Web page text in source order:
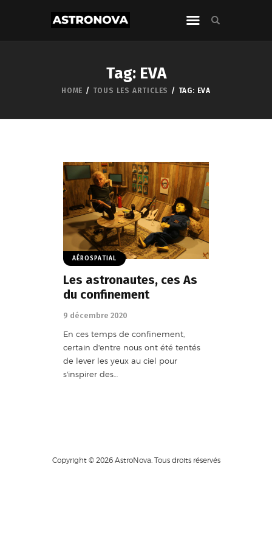
Tag: EVA
HOME TOUS LES ARTICLES TAG: EVA
AÉROSPATIAL
Les astronautes, ces As
du confinement
9 décembre 2020
En ces temps de confinement,
certain d'entre nous ont été tentés
de lever les yeux au ciel pour
s'inspirer des…
Copyright © 2026 AstroNova. Tous droits réservés